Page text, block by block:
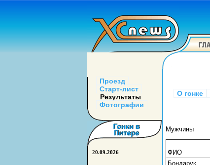
О гонке
Мужчины
ФИО
Бондарук
Проезд
Старт-лист
Результаты
Фотографии
20.09.2026